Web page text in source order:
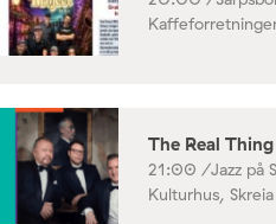
The Real Thing
21:00 /Jazz på
Kulturhus, Skreia